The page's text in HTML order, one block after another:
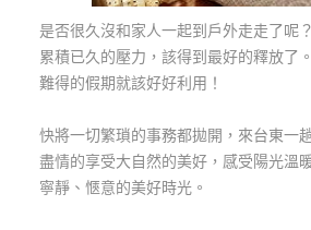
玩
樂
地
圖
是否很久沒和家人一起到戶外走走了呢？
累積已久的壓力，該得到最好的釋放了。
難得的假期就該好好利用！
快將一切繁瑣的事務都拋開，來台東一
盡情的享受大自然的美好，感受陽光溫
寧靜、愜意的美好時光。